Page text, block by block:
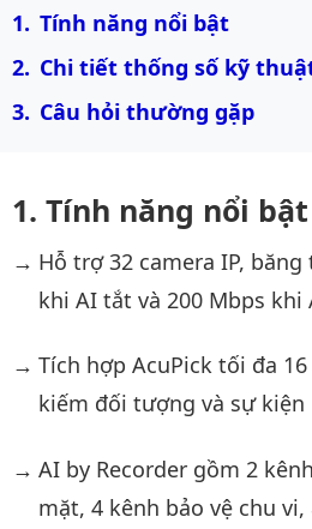
Tính năng nổi bật
Chi tiết thống số kỹ
Câu hỏi thường gặp
Tính năng nổi bật
Hỗ trợ 32 camera IP,
khi AI tắt và 200 Mbps khi
Tích hợp AcuPick tối đa
kiếm đối tượng và sự kiện
AI by Recorder gồm 2
mặt, 4 kênh bảo vệ chu vi,